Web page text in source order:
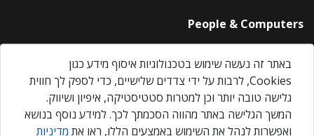
People & Computers
About Us
Privacy Policy
Contact Us
Our Events
באתר זה נעשה שימוש בטכנולוגיות איסוף מידע כגון
Cookies, לרבות על ידי צדדים שלישיים, כדי לספק לך חווית
גלישה טובה יותר וכן למטרות סטטיסטיקה, איפיון ושיווק.
המשך הגלישה באתר מהווה הסכמתך לכך. למידע נוסף בנושא
ואפשרות לנהל את השימוש באמצעים הללו, ראו את מדיניות